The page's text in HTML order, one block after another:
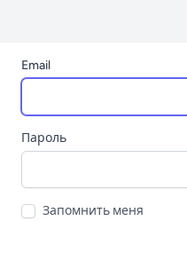
Email
Пароль
Запомнить меня